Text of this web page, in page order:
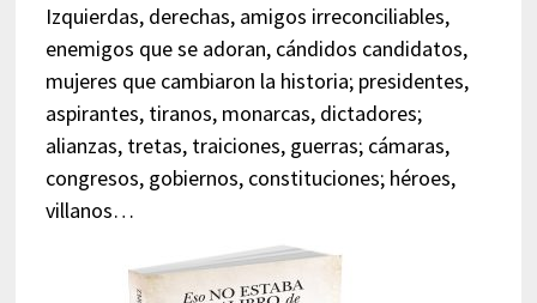
Izquierdas, derechas, amigos irreconciliables,
enemigos que se adoran, cándidos candidatos,
mujeres que cambiaron la historia; presidentes,
aspirantes, tiranos, monarcas, dictadores;
alianzas, tretas, traiciones, guerras; cámaras,
congresos, gobiernos, constituciones; héroes,
villanos…